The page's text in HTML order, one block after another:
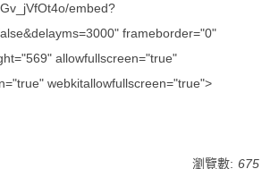
embed?
frameborder="0"
allowfullscreen="true"
webkitallowfullscreen="true">
瀏覽數: 675